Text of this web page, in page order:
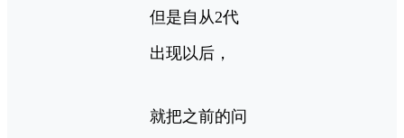
但是自从2代
出现以后，
就把之前的问